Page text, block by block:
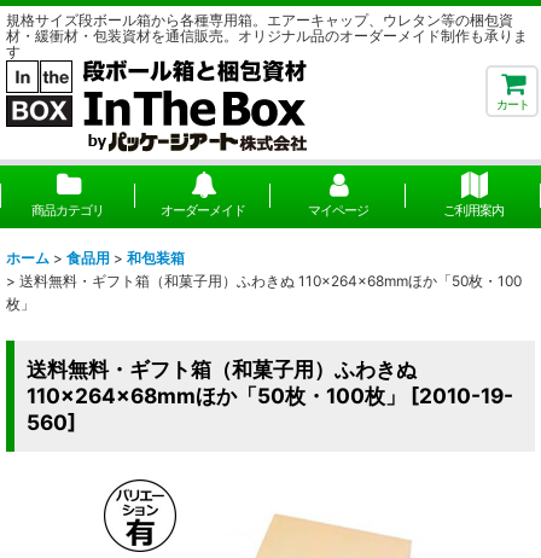
規格サイズ段ボール箱から各種専用箱。エアーキャップ、ウレタン等の梱包資
材・緩衝材・包装資材を通信販売。オリジナル品のオーダーメイド制作も承りま
す
カート
商品カテゴリ オーダーメイド マイページ ご利用案内
ホーム > 食品用 > 和包装箱
> 送料無料・ギフト箱（和菓子用）ふわきぬ 110×264×68mmほか「50枚・100
枚」
送料無料・ギフト箱（和菓子用）ふわきぬ
110×264×68mmほか「50枚・100枚」
[2010-19-
560]